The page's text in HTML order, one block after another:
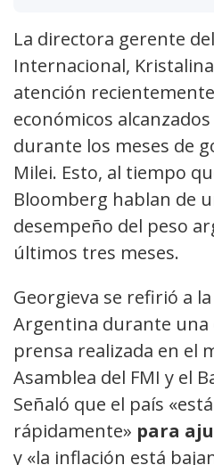
La directora gerente
Internacional,
atención
económicos
durante los meses de
Milei. Esto, al tiempo
Bloomberg hablan de
desempeño del peso
últimos tres meses.
Georgieva se refirió a
Argentina durante una
prensa realizada en el
Asamblea del FMI y el
Señaló que el país
rápidamente» para
y «la inflación está